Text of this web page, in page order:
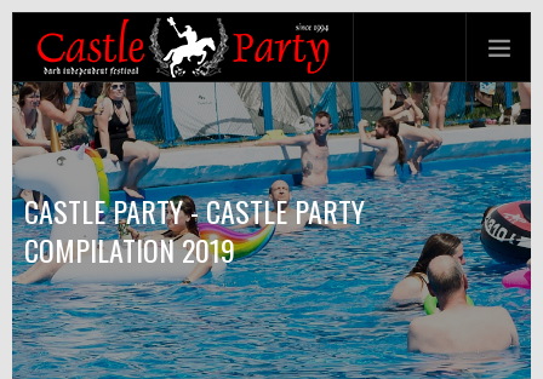
CASTLE PARTY - CASTLE PARTY
COMPILATION 2019